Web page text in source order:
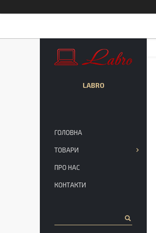
LABRO
ГОЛОВНА
ТОВАРИ
ПРО НАС
КОНТАКТИ